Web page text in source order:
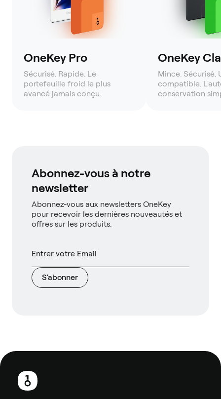
OneKey Pro
Sécurisé. Rapide. Le
portefeuille froid le plus
avancé jamais conçu.
OneKey
Mince. Sécurisé.
compatible.
conservation
Abonnez-vous à notre
newsletter
Abonnez-vous aux newsletters OneKey
pour recevoir les dernières nouveautés et
offres sur les produits.
S'abonner
Pied
page